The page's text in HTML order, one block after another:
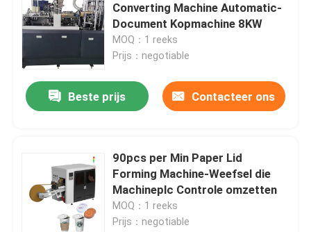
Converting Machine Automatic-
Document Kopmachine 8KW
MOQ：1 reeks
Prijs：negotiable
Beste prijs Contacteer ons
90pcs per Min Paper Lid
Forming Machine-Weefsel die
Machineplc Controle omzetten
MOQ：1 reeks
Prijs：negotiable